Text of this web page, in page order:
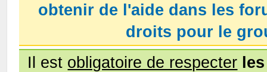
obtenir de l'aide dans les
droits pour le
Il est obligatoire de respecter